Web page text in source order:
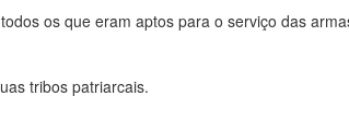
os que eram aptos para o serviço das
tribos patriarcais.